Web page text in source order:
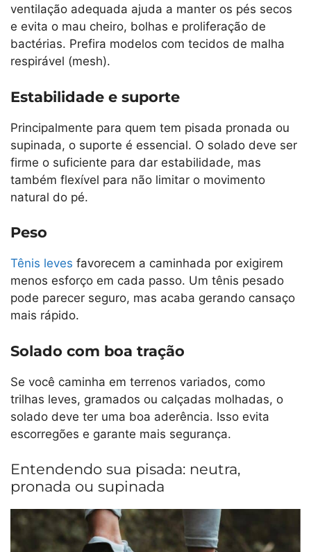
ventilação adequada ajuda a manter os pés secos
e evita o mau cheiro, bolhas e proliferação de
bactérias. Prefira modelos com tecidos de malha
respirável (mesh).
Estabilidade e suporte
Principalmente para quem tem pisada pronada ou
supinada, o suporte é essencial. O solado deve ser
firme o suficiente para dar estabilidade, mas
também flexível para não limitar o movimento
natural do pé.
Peso
Tênis leves favorecem a caminhada por exigirem
menos esforço em cada passo. Um tênis pesado
pode parecer seguro, mas acaba gerando cansaço
mais rápido.
Solado com boa tração
Se você caminha em terrenos variados, como
trilhas leves, gramados ou calçadas molhadas, o
solado deve ter uma boa aderência. Isso evita
escorregões e garante mais segurança.
Entendendo sua pisada: neutra,
pronada ou supinada